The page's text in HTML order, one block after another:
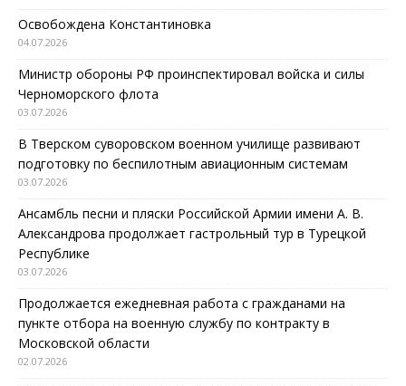
Освобождена Константиновка
04.07.2026
Министр обороны РФ проинспектировал войска и силы
Черноморского флота
03.07.2026
В Тверском суворовском военном училище развивают
подготовку по беспилотным авиационным системам
03.07.2026
Ансамбль песни и пляски Российской Армии имени А. В.
Александрова продолжает гастрольный тур в Турецкой
Республике
03.07.2026
Продолжается ежедневная работа с гражданами на
пункте отбора на военную службу по контракту в
Московской области
02.07.2026